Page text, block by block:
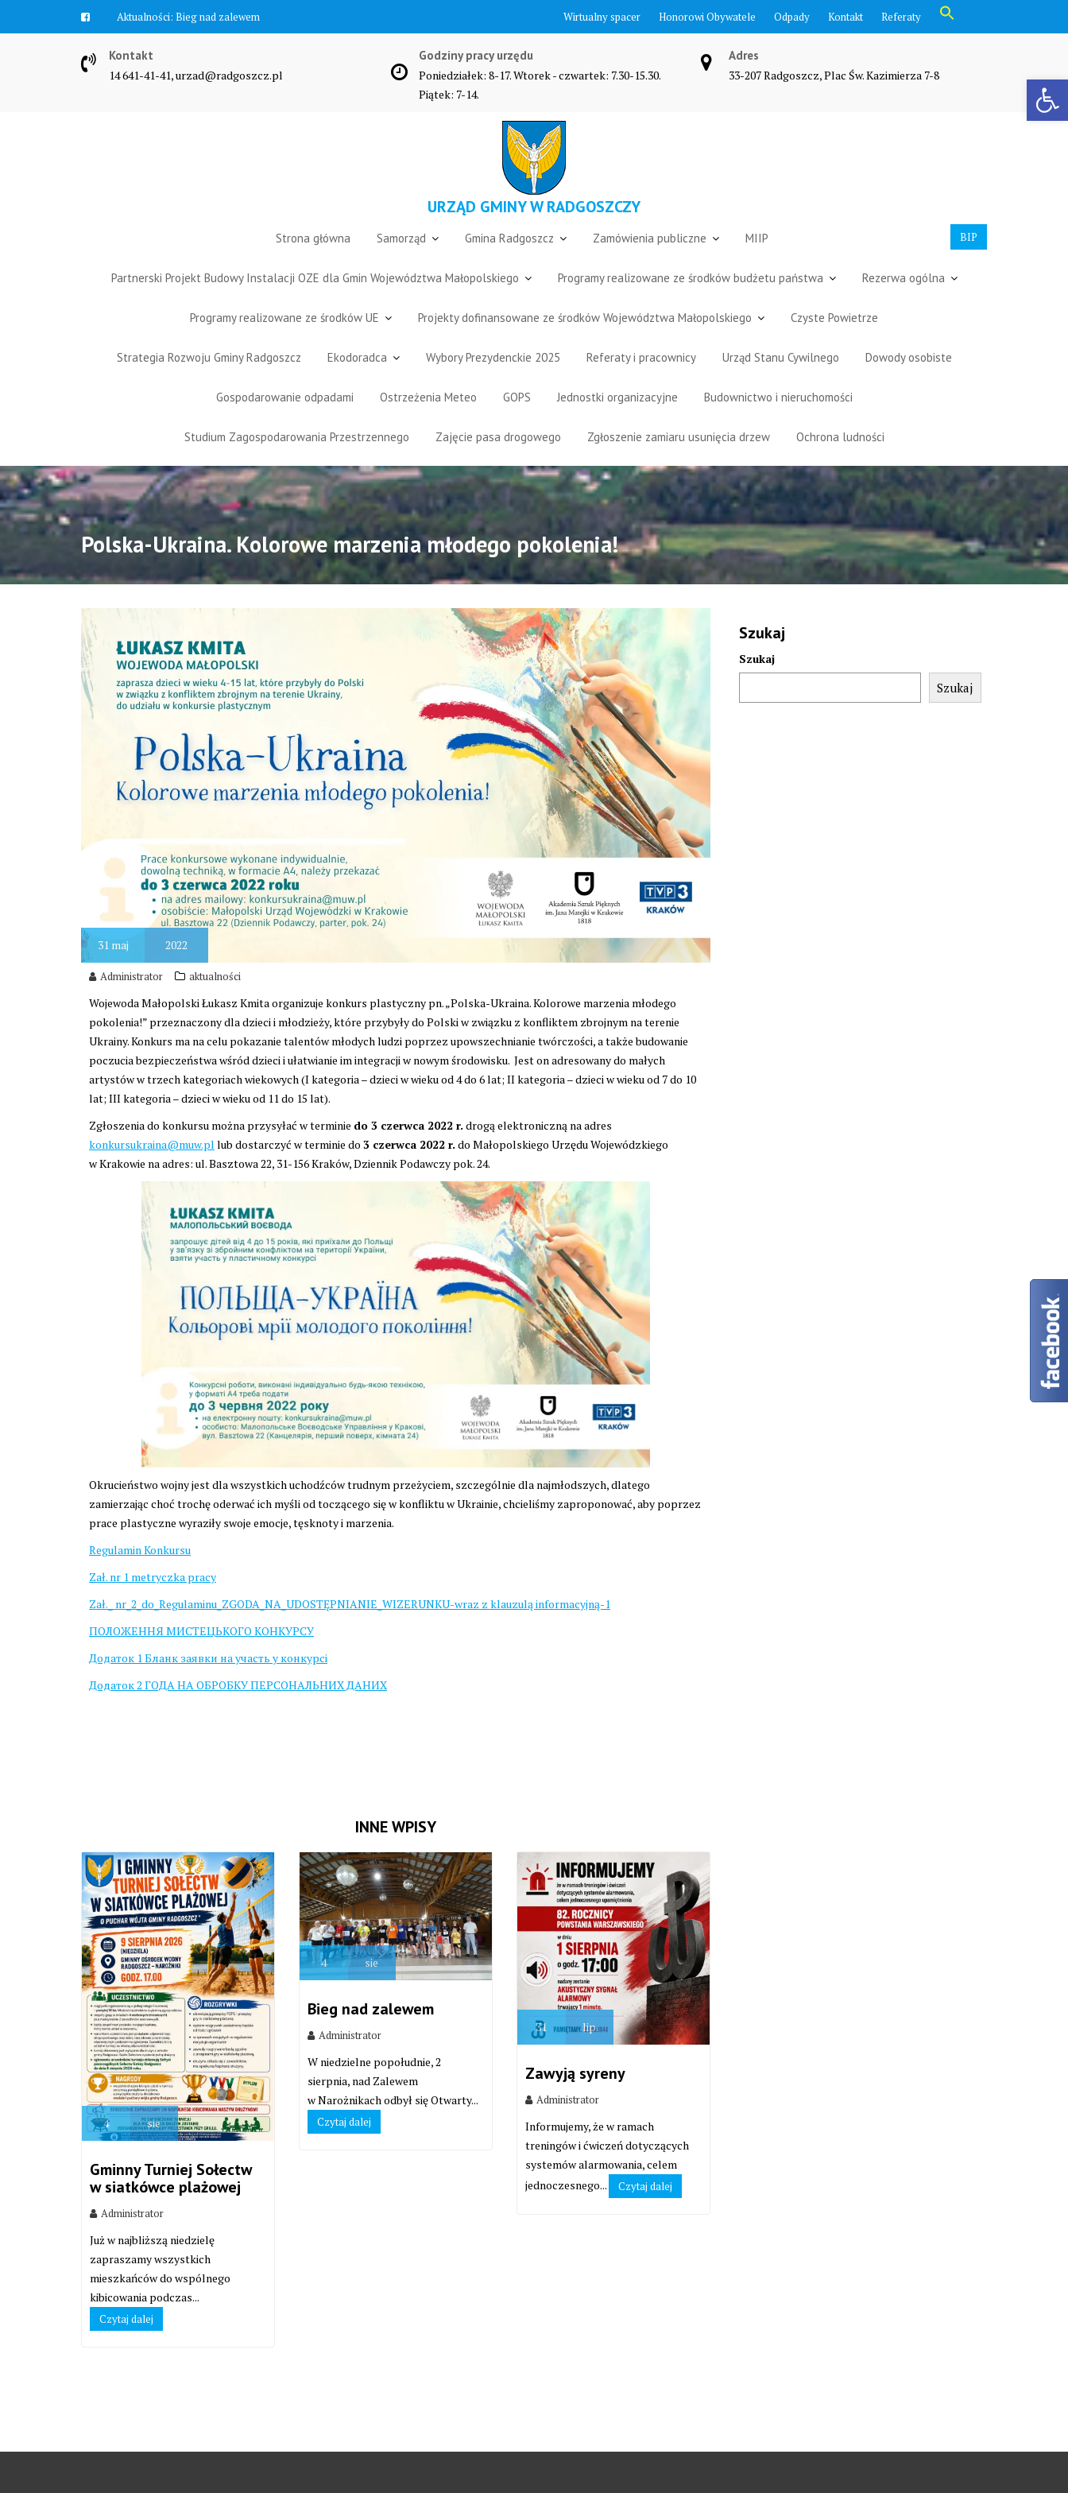
Otwórz pasek narzędzi
Aktualności: Zawyją syreny Wirtualny spacer Honorowi Obywatele Odpady Kontakt Referaty
Search Button
Kontakt
14 641-41-41, urzad@radgoszcz.pl
Godziny pracy urzędu
Poniedziałek: 8-17. Wtorek - czwartek: 7.30-15.30.
Piątek: 7-14.
Adres
33-207 Radgoszcz, Plac Św. Kazimierza 7-8
URZĄD GMINY W RADGOSZCZY
BIP
Strona główna Samorząd Gmina Radgoszcz Zamówienia publiczne MIIP
Partnerski Projekt Budowy Instalacji OZE dla Gmin Województwa Małopolskiego Programy realizowane ze środków budżetu państwa Rezerwa ogólna
Programy realizowane ze środków UE Projekty dofinansowane ze środków Województwa Małopolskiego Czyste Powietrze
Strategia Rozwoju Gminy Radgoszcz Ekodoradca Wybory Prezydenckie 2025 Referaty i pracownicy Urząd Stanu Cywilnego Dowody osobiste
Gospodarowanie odpadami Ostrzeżenia Meteo GOPS Jednostki organizacyjne Budownictwo i nieruchomości
Studium Zagospodarowania Przestrzennego Zajęcie pasa drogowego Zgłoszenie zamiaru usunięcia drzew Ochrona ludności
Polska-Ukraina. Kolorowe marzenia młodego pokolenia!
31 maj 2022
Administrator aktualności
Wojewoda Małopolski Łukasz Kmita organizuje konkurs plastyczny pn. „Polska-Ukraina. Kolorowe marzenia młodego
pokolenia!” przeznaczony dla dzieci i młodzieży, które przybyły do Polski w związku z konfliktem zbrojnym na terenie
Ukrainy. Konkurs ma na celu pokazanie talentów młodych ludzi poprzez upowszechnianie twórczości, a także budowanie
poczucia bezpieczeństwa wśród dzieci i ułatwianie im integracji w nowym środowisku. Jest on adresowany do małych
artystów w trzech kategoriach wiekowych (I kategoria – dzieci w wieku od 4 do 6 lat; II kategoria – dzieci w wieku od 7 do 10
lat; III kategoria – dzieci w wieku od 11 do 15 lat).
Zgłoszenia do konkursu można przysyłać w terminie do 3 czerwca 2022 r. drogą elektroniczną na adres
konkursukraina@muw.pl lub dostarczyć w terminie do 3 czerwca 2022 r. do Małopolskiego Urzędu Wojewódzkiego
w Krakowie na adres: ul. Basztowa 22, 31-156 Kraków, Dziennik Podawczy pok. 24.
Okrucieństwo wojny jest dla wszystkich uchodźców trudnym przeżyciem, szczególnie dla najmłodszych, dlatego
zamierzając choć trochę oderwać ich myśli od toczącego się w konfliktu w Ukrainie, chcieliśmy zaproponować, aby poprzez
prace plastyczne wyraziły swoje emocje, tęsknoty i marzenia.
Regulamin Konkursu
Zał. nr 1 metryczka pracy
Zał._ nr_2_do_Regulaminu_ZGODA_NA_UDOSTĘPNIANIE_WIZERUNKU-wraz z klauzulą informacyjną-1
ПОЛОЖЕННЯ МИСТЕЦЬКОГО КОНКУРСУ
Додаток 1 Бланк заявки на участь у конкурсі
Додаток 2 ГОДА НА ОБРОБКУ ПЕРСОНАЛЬНИХ ДАНИХ
INNE WPISY
4 sie
Gminny Turniej Sołectw
w siatkówce plażowej
Administrator
Już w najbliższą niedzielę
zapraszamy wszystkich
mieszkańców do wspólnego
kibicowania podczas...
Czytaj dalej
4 sie
Bieg nad zalewem
Administrator
W niedzielne popołudnie, 2
sierpnia, nad Zalewem
w Narożnikach odbył się Otwarty...
Czytaj dalej
31 lip
Zawyją syreny
Administrator
Informujemy, że w ramach
treningów i ćwiczeń dotyczących
systemów alarmowania, celem
jednoczesnego...
Czytaj dalej
Szukaj
Szukaj
Szukaj